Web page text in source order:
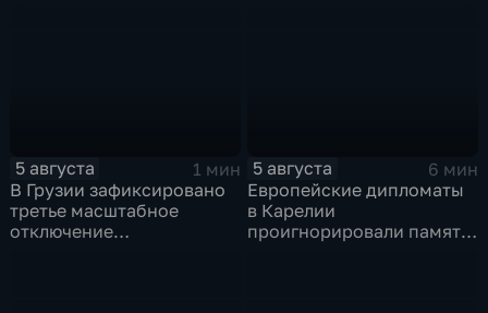
5 августа
1 мин
В Грузии зафиксировано
третье масштабное
отключение
5 августа
6 мин
Европейские дипломаты
в Карелии
проигнорировали память